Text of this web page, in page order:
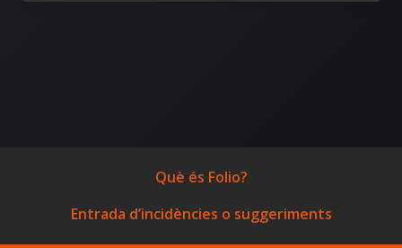
Què és Folio?
Entrada d’incidències o suggeriments